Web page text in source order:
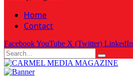
Home
Contact
FacebookYouTube X (Twitter) LinkedIn